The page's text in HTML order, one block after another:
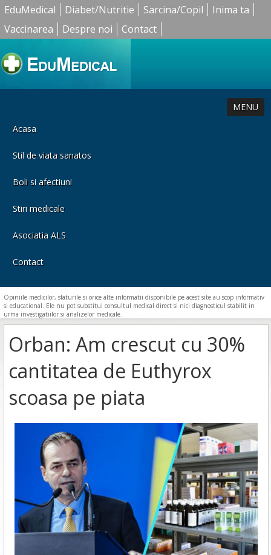
EduMedical Diabet/Nutritie Sarcina/Copil
Inima ta
Vaccinarea
Despre noi Contact
MENU
Acasa
Stil de viata sanatos
Boli si afectiuni
Stiri medicale
Asociatia ALS
Contact
Opiniile medicilor, sfaturile si orice alte informatii disponibile pe acest site au scop informativ
si educational. Ele nu pot substitui consultul medical direct si nici diagnosticul stabilit in
urma investigatiilor si analizelor medicale.
Orban: Am crescut cu 30%
cantitatea de Euthyrox
scoasa pe piata